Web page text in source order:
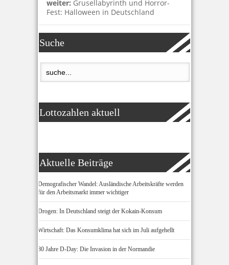
weiter: Grusellabyrinth und Horror-
Fest: Halloween in Deutschland
Suche
Lottozahlen aktuell
Aktuelle Beiträge
Demografischer Wandel: Ausländische Arbeitskräfte werden
für den Arbeitsmarkt immer wichtiger
Drogen: In Deutschland steigt der Kokain-Konsum
Wirtschaft: Das Konsumklima hat sich im Juli aufgehellt
80 Jahre D-Day: Die Invasion in der Normandie